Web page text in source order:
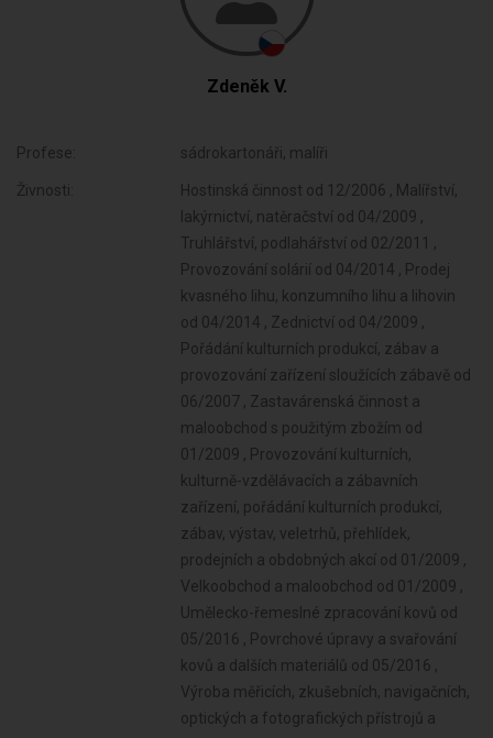
Zdeněk V.
Profese: sádrokartonáři, malíři
Živnosti: Hostinská činnost od 12/2006 , Malířství, lakýrnictví, natěračství od 04/2009 , Truhlářství, podlahářství od 02/2011 , Provozování solárií od 04/2014 , Prodej kvasného lihu, konzumního lihu a lihovin od 04/2014 , Zednictví od 04/2009 , Pořádání kulturních produkcí, zábav a provozování zařízení sloužících zábavě od 06/2007 , Zastavárenská činnost a maloobchod s použitým zbožím od 01/2009 , Provozování kulturních, kulturně-vzdělávacích a zábavních zařízení, pořádání kulturních produkcí, zábav, výstav, veletrhů, přehlídek, prodejních a obdobných akcí od 01/2009 , Velkoobchod a maloobchod od 01/2009 , Umělecko-řemeslné zpracování kovů od 05/2016 , Povrchové úpravy a svařování kovů a dalších materiálů od 05/2016 , Výroba měřicích, zkušebních, navigačních, optických a fotografických přístrojů a zařízení od 05/2016 , Výroba elektronických součástek, elektrických zařízení a výroba a opravy elektrických strojů, přístrojů a elektronických zařízení pracujících na malém napětí od 05/2016 , Výroba neelektrických zařízení pro domácnost od 05/2016 , Výroba strojů a zařízení od 05/2016 , Výroba motorových a přípojných vozidel a karoserií od 05/2016 , Stavba a výroba plavidel od 05/2016 , Výroba brusiv a ostatních minerálních nekovových výrobků od 05/2016 , Broušení technického a šperkového kamene od 05/2016 , Výroba a hutní zpracování železa, drahých a neželezných kovů a jejich slitin od 05/2016 , Výroba kovových konstrukcí a kovodělných výrobků od 05/2016 , Výroba, vývoj, projektování, zkoušky, instalace, údržba, opravy, modifikace a konstrukční změny letadel, motorů letadel, vrtulí, letadlových částí a zařízení a leteckých pozemních zařízení od 05/2016 , Výroba drážních hnacích vozidel a drážních vozidel na dráze tramvajové, trolejbusové a lanové a železničního parku od 05/2016 , Výroba jízdních kol, vozíků pro invalidy a jiných nemotorových dopravních prostředků od 05/2016 , Výroba a opravy čalounických výrobků od 05/2016 , Výroba, opravy a údržba sportovních potřeb, her, hraček a dětských kočárků od 05/2016 , Výroba zdravotnických prostředků od 05/2016 , Výroba a opravy zdrojů ionizujícího záření od 05/2016 , Výroba školních a kancelářských potřeb, kromě výrobků z papíru, výroba bižuterie, kartáčnického a konfekčního zboží, deštníků, upomínkových předmětů od 05/2016 , Výroba dalších výrobků zpracovatelského průmyslu od 05/2016 , Provozování vodovodů a kanalizací a úprava a rozvod vody od 05/2016 , Nakládání s odpady (vyjma nebezpečných) od 05/2016 , Přípravné a dokončovací stavební práce, specializované stavební činnosti od 05/2016 , Sklenářské práce, rámování a paspartování od 05/2016 , Zprostředkování obchodu a služeb od 05/2016 , Činnost odborného lesního hospodáře a vyhotovování lesních hospodářských plánů a osnov od 05/2016 , Opravy a údržba potřeb pro domácnost, předmětů kulturní povahy, výrobků jemné mechaniky, optických přístrojů a měřidel od 05/2016 , Diagnostická, zkušební a poradenská činnost v ochraně rostlin a ošetřování rostlin, rostlinných produktů, objektů a půdy proti škodlivým organismům přípravky na ochranu rostlin nebo biocidními přípravky od 05/2016 , Poskytování služeb pro rodinu a domácnost od 05/2016 , Poskytování služeb osobního charakteru a pro osobní hygienu od 05/2016 , Výroba, obchod a služby jinde nezařazené od 05/2016 , Chov zvířat a jejich výcvik (s výjimkou živočišné výroby) od 05/2016 , Nakládání s reprodukčním materiálem lesních dřevin od 05/2016 , Úprava nerostů, dobývání rašeliny a bahna od 05/2016 , Výroba potravinářských a škrobárenských výrobků od 05/2016 , Pěstitelské pálení od 05/2016 , Výroba krmiv, krmných směsí, doplňkových látek a premixů od 05/2016 , Výroba textilií, textilních výrobků, oděvů a oděvních doplňků od 05/2016 , Výroba a opravy obuvi, brašnářského a sedlářského zboží od 05/2016 , Výroba vlákniny, papíru a lepenky a zboží z těchto materiálů od 05/2016 , Údržba motorových vozidel a jejich příslušenství od 05/2016